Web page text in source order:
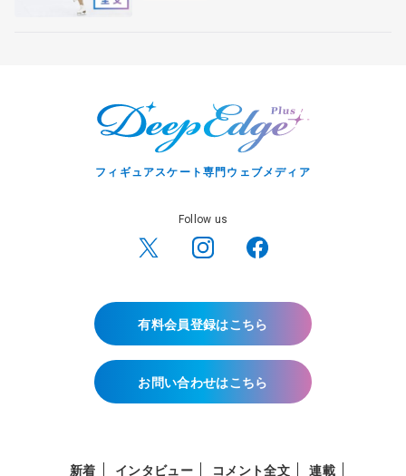
フィギュアスケート専門ウェブメディア
Follow us
有料会員登録はこちら
お問い合わせはこちら
新着 インタビュー コメント全文 連載